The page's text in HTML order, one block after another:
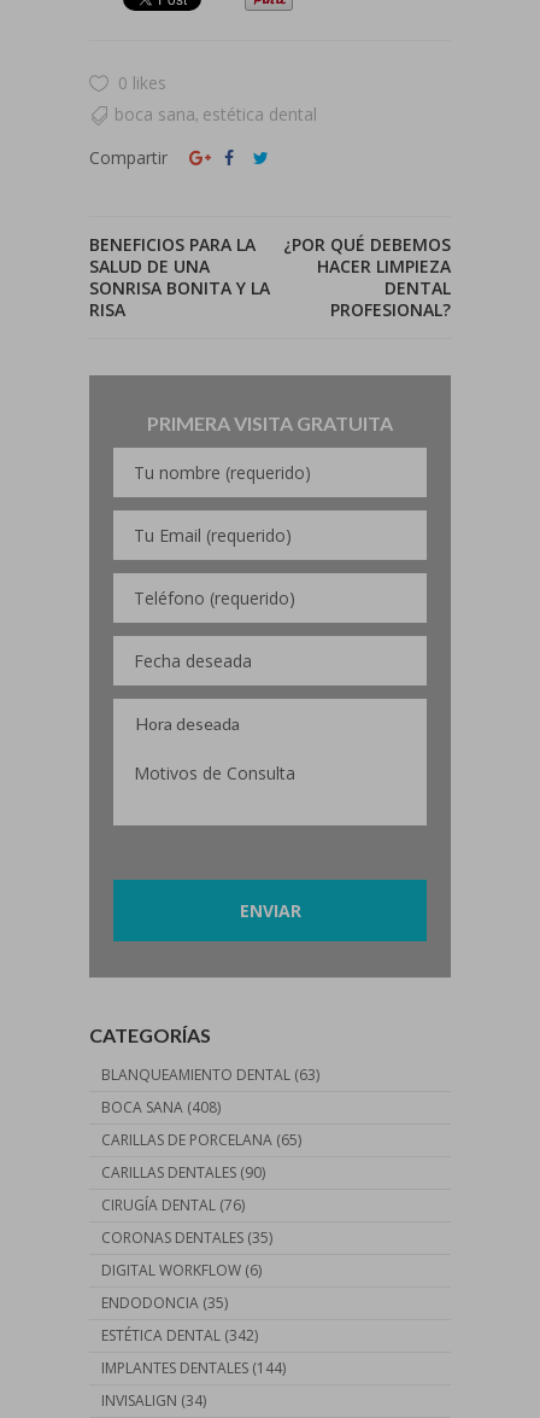
0 likes
boca sana, estética dental
Compartir
BENEFICIOS PARA LA
SALUD DE UNA
SONRISA BONITA Y LA
RISA
¿POR QUÉ DEBEMOS
HACER LIMPIEZA
DENTAL
PROFESIONAL?
PRIMERA VISITA GRATUITA
CATEGORÍAS
BLANQUEAMIENTO DENTAL (63)
BOCA SANA (408)
CARILLAS DE PORCELANA (65)
CARILLAS DENTALES (90)
CIRUGÍA DENTAL (76)
CORONAS DENTALES (35)
DIGITAL WORKFLOW (6)
ENDODONCIA (35)
ESTÉTICA DENTAL (342)
IMPLANTES DENTALES (144)
INVISALIGN (34)